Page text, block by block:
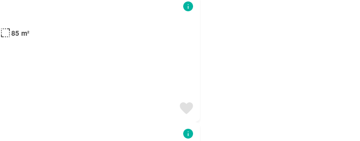
85 m²